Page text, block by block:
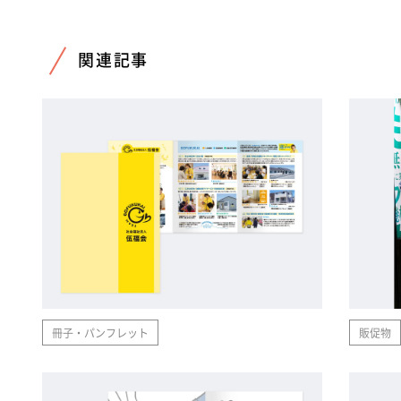
関連記事
冊子・パンフレット 販促物